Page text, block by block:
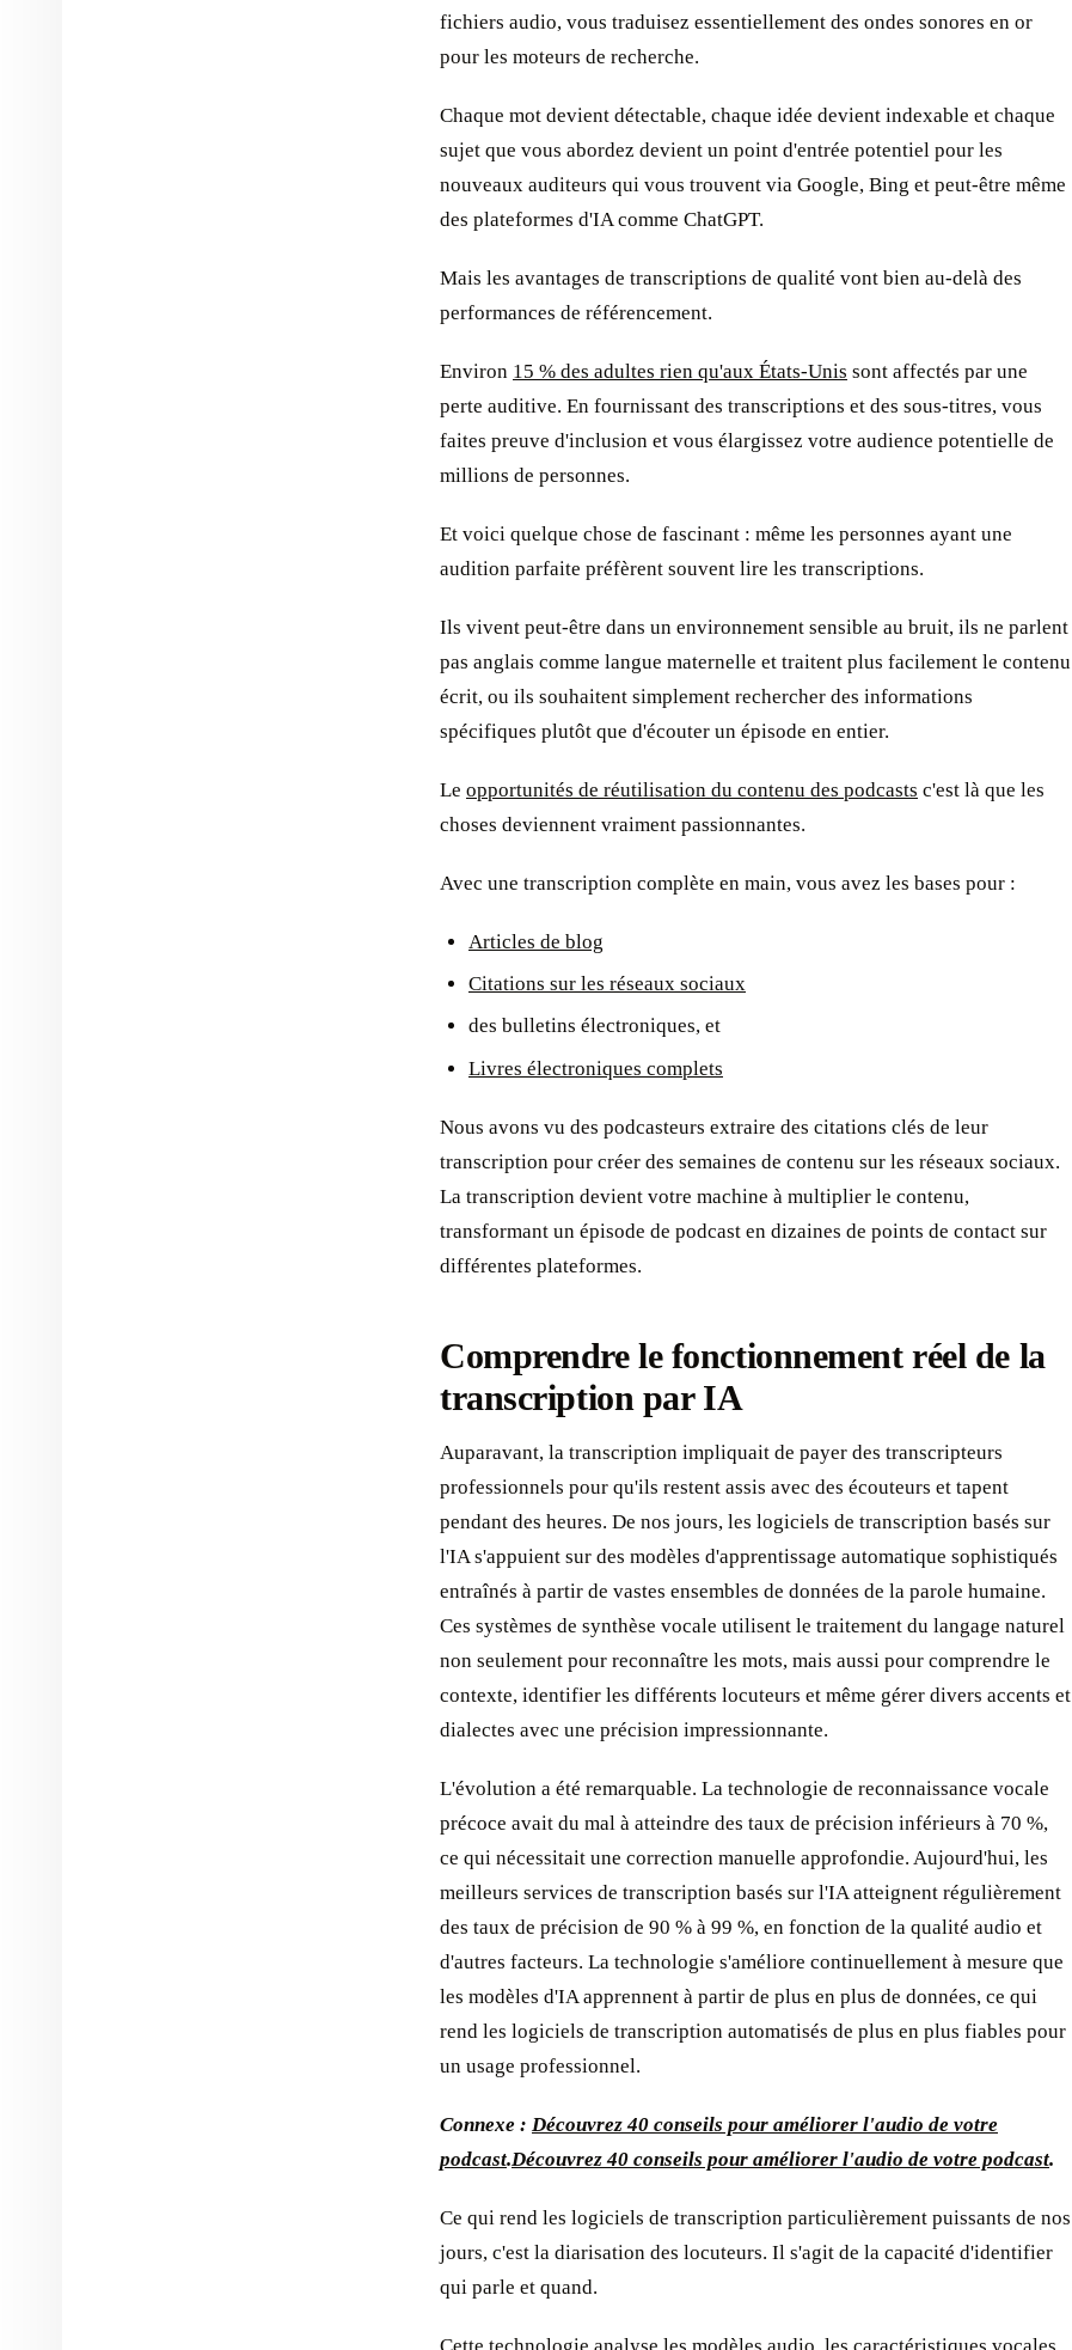
fichiers audio, vous traduisez essentiellement des ondes sonores en or
pour les moteurs de recherche.
Chaque mot devient détectable, chaque idée devient indexable et chaque
sujet que vous abordez devient un point d'entrée potentiel pour les
nouveaux auditeurs qui vous trouvent via Google, Bing et peut-être même
des plateformes d'IA comme ChatGPT.
Mais les avantages de transcriptions de qualité vont bien au-delà des
performances de référencement.
Environ 15 % des adultes rien qu'aux États-Unis sont affectés par une
perte auditive. En fournissant des transcriptions et des sous-titres, vous
faites preuve d'inclusion et vous élargissez votre audience potentielle de
millions de personnes.
Et voici quelque chose de fascinant : même les personnes ayant une
audition parfaite préfèrent souvent lire les transcriptions.
Ils vivent peut-être dans un environnement sensible au bruit, ils ne parlent
pas anglais comme langue maternelle et traitent plus facilement le contenu
écrit, ou ils souhaitent simplement rechercher des informations
spécifiques plutôt que d'écouter un épisode en entier.
Le opportunités de réutilisation du contenu des podcasts c'est là que les
choses deviennent vraiment passionnantes.
Avec une transcription complète en main, vous avez les bases pour :
Articles de blog
Citations sur les réseaux sociaux
des bulletins électroniques, et
Livres électroniques complets
Nous avons vu des podcasteurs extraire des citations clés de leur
transcription pour créer des semaines de contenu sur les réseaux sociaux.
La transcription devient votre machine à multiplier le contenu,
transformant un épisode de podcast en dizaines de points de contact sur
différentes plateformes.
Comprendre le fonctionnement réel de la
transcription par IA
Auparavant, la transcription impliquait de payer des transcripteurs
professionnels pour qu'ils restent assis avec des écouteurs et tapent
pendant des heures. De nos jours, les logiciels de transcription basés sur
l'IA s'appuient sur des modèles d'apprentissage automatique sophistiqués
entraînés à partir de vastes ensembles de données de la parole humaine.
Ces systèmes de synthèse vocale utilisent le traitement du langage naturel
non seulement pour reconnaître les mots, mais aussi pour comprendre le
contexte, identifier les différents locuteurs et même gérer divers accents et
dialectes avec une précision impressionnante.
L'évolution a été remarquable. La technologie de reconnaissance vocale
précoce avait du mal à atteindre des taux de précision inférieurs à 70 %,
ce qui nécessitait une correction manuelle approfondie. Aujourd'hui, les
meilleurs services de transcription basés sur l'IA atteignent régulièrement
des taux de précision de 90 % à 99 %, en fonction de la qualité audio et
d'autres facteurs. La technologie s'améliore continuellement à mesure que
les modèles d'IA apprennent à partir de plus en plus de données, ce qui
rend les logiciels de transcription automatisés de plus en plus fiables pour
un usage professionnel.
Connexe : Découvrez 40 conseils pour améliorer l'audio de votre
podcast.Découvrez 40 conseils pour améliorer l'audio de votre podcast.
Ce qui rend les logiciels de transcription particulièrement puissants de nos
jours, c'est la diarisation des locuteurs. Il s'agit de la capacité d'identifier
qui parle et quand.